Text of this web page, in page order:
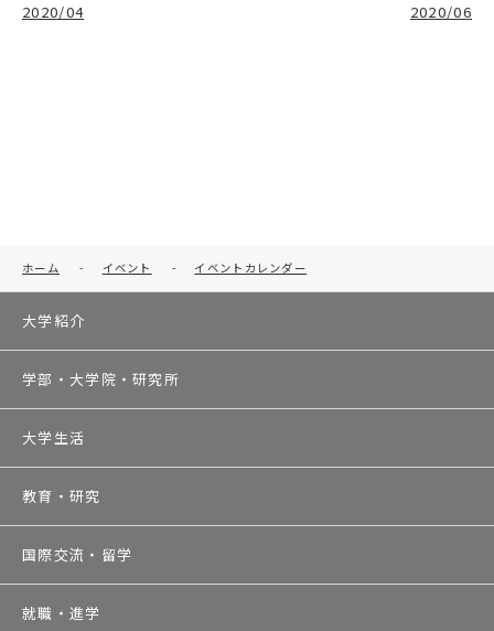
2020/04 2020/06
ホーム - イベント - イベントカレンダー
大学紹介
学部・大学院・研究所
大学生活
教育・研究
国際交流・留学
就職・進学